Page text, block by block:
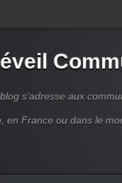
s'adresse aux
en France ou dans le